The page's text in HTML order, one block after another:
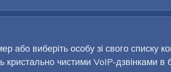
або виберіть особу зі свого списку
чистими VoIP-дзвінками в